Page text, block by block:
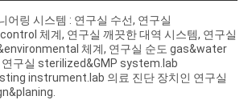
어링 시스템 : 연구실 수선, 연구실
체계, 연구실 깨끗한 대역 시스템, 연구실
체계, 연구실 순도 gas&water
연구실 sterilized&GMP system.lab
instrument.lab 의료 진단 장치인 연구실